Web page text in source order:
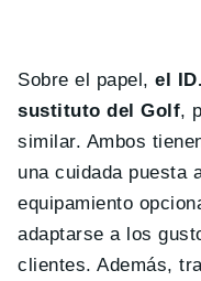
Sobre el papel,el
sustituto del Golf,
similar. Ambos
una cuidada puesta
equipamiento
adaptarse a los
clientes. Además,